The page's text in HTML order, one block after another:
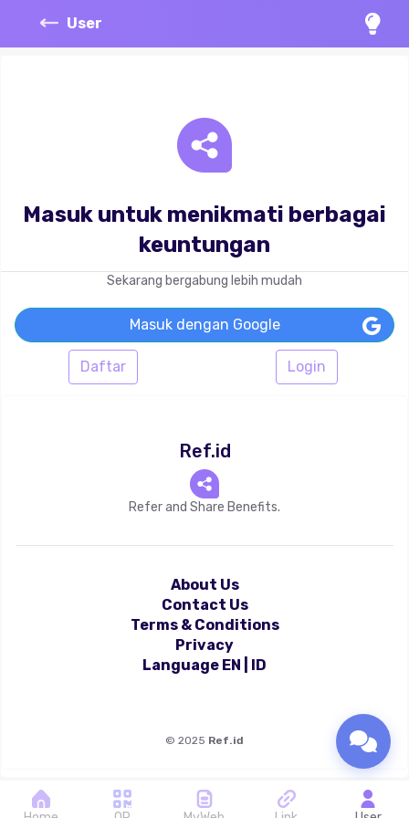
User
Masuk untuk menikmati berbagai
keuntungan
Sekarang bergabung lebih mudah
Masuk dengan Google
Daftar Login
Ref.id
Refer and Share Benefits.
About Us
Contact Us
Terms & Conditions
Privacy
Language EN ID
© 2025 Ref.id